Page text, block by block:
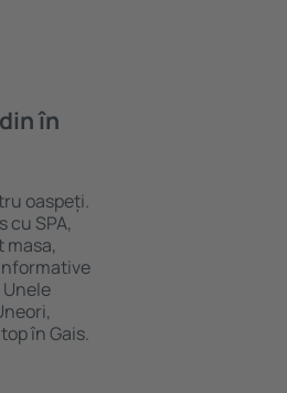
în
oaspeți.
cu SPA,
masa,
în Gais.